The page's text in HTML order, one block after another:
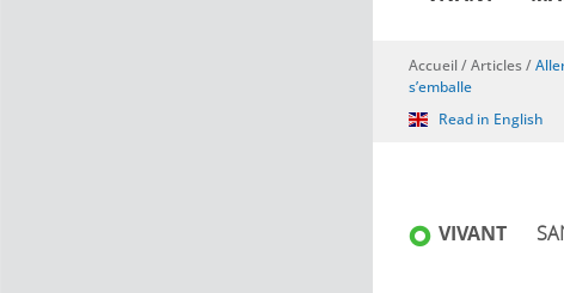
Vous êtes ici
Accueil/Articles/
s’emballe
Read in English
VIVANT